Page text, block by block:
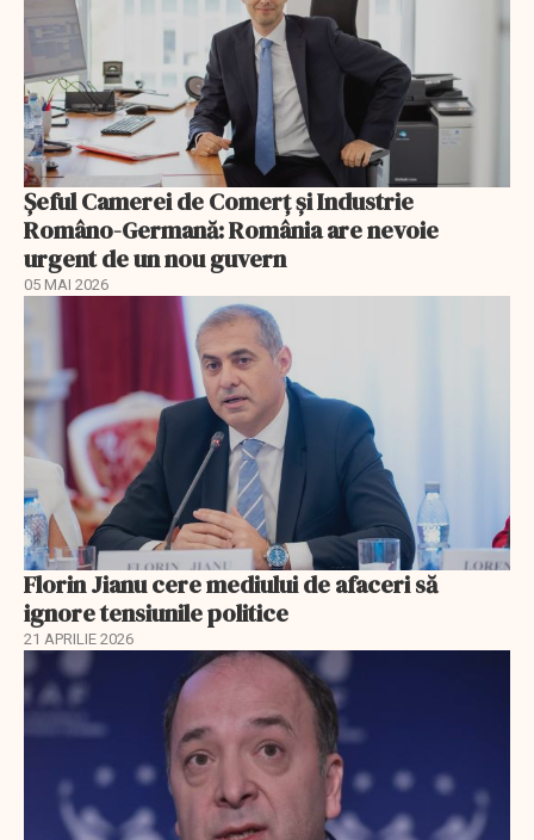
Șeful Camerei de Comerț și Industrie
Româno-Germană: România are nevoie
urgent de un nou guvern
05 MAI 2026
Florin Jianu cere mediului de afaceri să
ignore tensiunile politice
21 APRILIE 2026
EXCLUSIV